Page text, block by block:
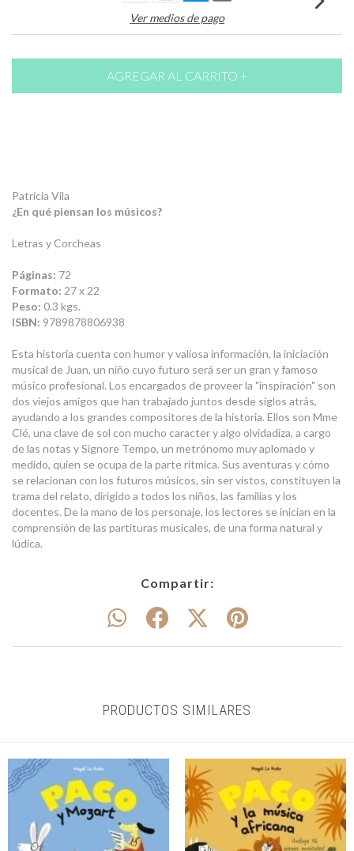
Ver medios de pago
Patricia Vila
¿En qué piensan los músicos?
Letras y Corcheas
Páginas: 72
Formato: 27 x 22
Peso: 0.3 kgs.
ISBN: 9789878806938
Esta historia cuenta con humor y valiosa información, la iniciación
musical de Juan, un niño cuyo futuro será ser un gran y famoso
músico profesional. Los encargados de proveer la "inspiración" son
dos viejos amigos que han trabajado juntos desde siglos atrás,
ayudando a los grandes compositores de la historia. Ellos son Mme
Clé, una clave de sol con mucho caracter y algo olvidadiza, a cargo
de las notas y Signore Tempo, un metrónomo muy aplomado y
medido, quien se ocupa de la parte rítmica. Sus aventuras y cómo
se relacionan con los futuros músicos, sin ser vistos, constituyen la
trama del relato, dirigido a todos los niños, las familias y los
docentes. De la mano de los personaje, los lectores se inician en la
comprensión de las partituras musicales, de una forma natural y
lúdica.
Compartir:
PRODUCTOS SIMILARES